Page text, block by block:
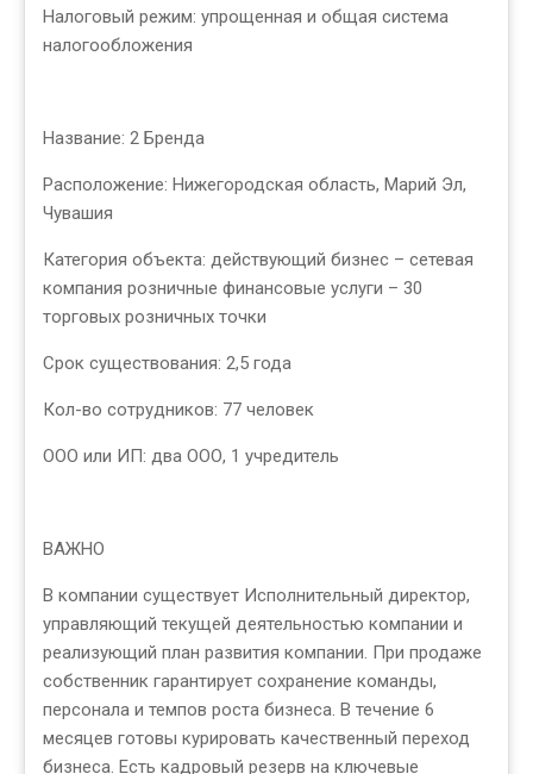
Налоговый режим: упрощенная и общая система
налогообложения
Название: 2 Бренда
Расположение: Нижегородская область, Марий Эл,
Чувашия
Категория объекта: действующий бизнес – сетевая
компания розничные финансовые услуги – 30
торговых розничных точки
Срок существования: 2,5 года
Кол-во сотрудников: 77 человек
ООО или ИП: два ООО, 1 учредитель
ВАЖНО
В компании существует Исполнительный директор,
управляющий текущей деятельностью компании и
реализующий план развития компании. При продаже
собственник гарантирует сохранение команды,
персонала и темпов роста бизнеса. В течение 6
месяцев готовы курировать качественный переход
бизнеса. Есть кадровый резерв на ключевые